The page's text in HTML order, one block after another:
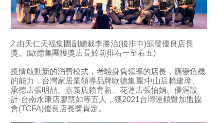
2.由天仁天福集團副總裁李勝治(後排中)頒發優良店長
獎。(歐德集團獲獎店長於前排右一至右五)
疫情啟動新的消費模式，考驗身負領導的店長，應變危機
的能力，台灣家居業領導品牌歐德集團:中山店賴建璋、
承德店張明喆、嘉義店賴育新、花蓮店張怡娟、優渥設
計-台南永康店廖慧如等五人，獲2021台灣連鎖暨加盟協
會(TCFA)優良店長獎肯定。